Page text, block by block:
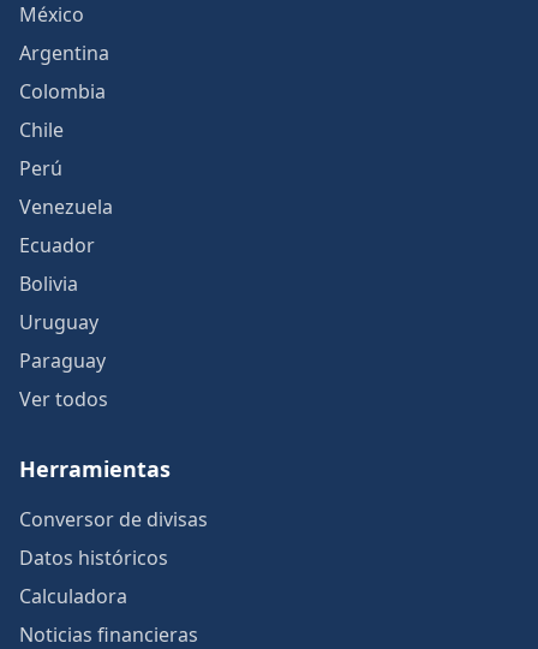
México
Argentina
Colombia
Chile
Perú
Venezuela
Ecuador
Bolivia
Uruguay
Paraguay
Ver todos
Herramientas
Conversor de divisas
Datos históricos
Calculadora
Noticias financieras